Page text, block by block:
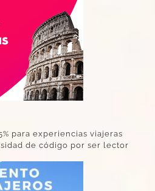
para experiencias viajeras
de código por ser lector